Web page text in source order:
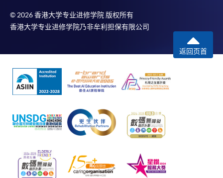
© 2026 香港大学专业进修学院 版权所有
香港大学专业进修学院乃非牟利担保有限公司
返回页首